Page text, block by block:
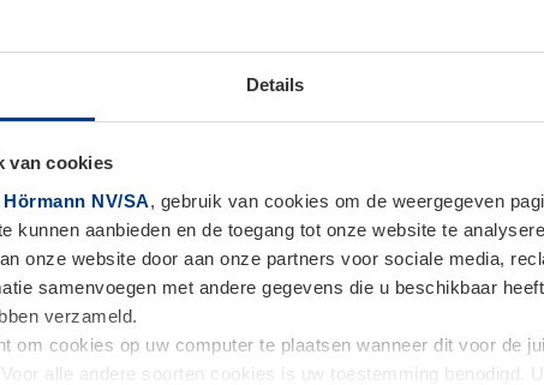
Details
van cookies
Hörmann NV/SA, gebruik van cookies om de weergegeven
kunnen aanbieden en de toegang tot onze website te
onze website door aan onze partners voor sociale media,
samenvoegen met andere gegevens die u beschikbaar
verzameld.
om cookies op uw computer te plaatsen wanneer dit voor de
alle andere soorten cookies is uw toestemming benodigd.